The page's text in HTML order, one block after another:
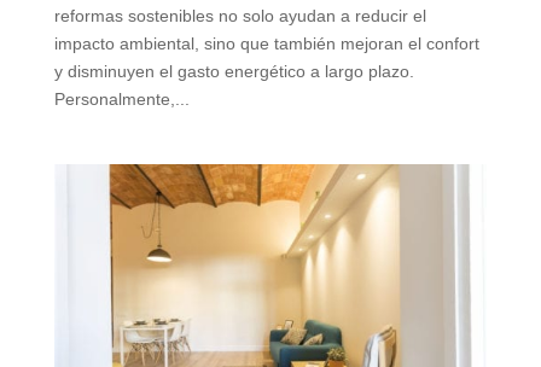
reformas sostenibles no solo ayudan a reducir el
impacto ambiental, sino que también mejoran el confort
y disminuyen el gasto energético a largo plazo.
Personalmente,...